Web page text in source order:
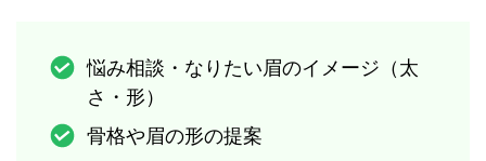
悩み相談・なりたい眉のイメージ（太
さ・形）
骨格や眉の形の提案